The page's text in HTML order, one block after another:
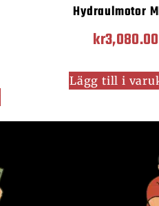
Hydraulmotor
kr3,080.00
Lägg till i